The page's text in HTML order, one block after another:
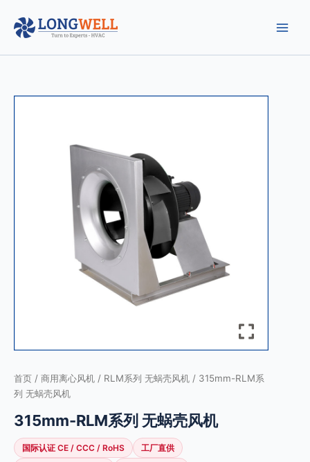
容
首页 / 商用离心风机 / RLM系列 无蜗壳风机 / 315mm-RLM系
列 无蜗壳风机
315mm-RLM系列 无蜗壳风机
国际认证 CE / CCC / RoHS
工厂直供